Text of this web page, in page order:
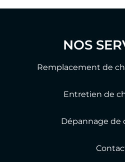
NOS
Remplacement de
Entretien de
Dépannage de